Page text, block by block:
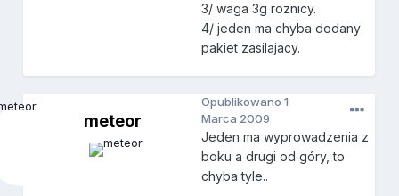
3/ waga 3g roznicy.
4/ jeden ma chyba dodany
pakiet zasilajacy.
meteor
Opublikowano1
Marca 2009
Jeden ma wyprowadzenia z
boku a drugi od góry, to
chyba tyle..